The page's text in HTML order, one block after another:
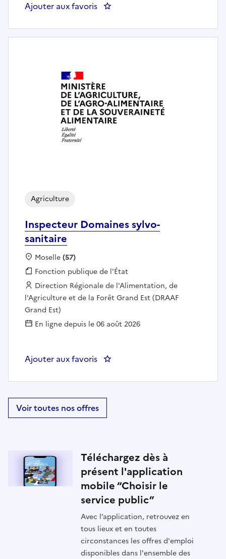
Ajouter aux favoris : Chargé de mission Transition
Inspecteur Domaines sylvo-
sanitaire
Agriculture
Localisation :
Moselle(57)
Fonction publique :
Fonction publique de l'État
Employeur :
Direction Régionale de l'Alimentation, de
l'Agriculture et de la Forêt Grand Est (DRAAF
Grand Est)
En ligne depuis le 06 août 2026
Ajouter aux favoris : Inspecteur Domaines sylvo-
Voir toutes nos offres
Téléchargez dès à
présent l'application
mobile “Choisir le
service public”
Avec l’application, retrouvez en
tous lieux et en toutes
circonstances les offres d'emploi
disponibles dans l'ensemble des